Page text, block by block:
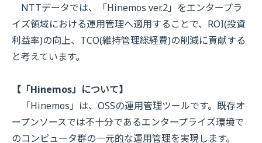
NTTデータでは、「Hinemos ver.2」をエンタープラ
イズ領域における運用管理へ適用することで、ROI(投資
利益率)の向上、TCO(維持管理総経費)の削減に貢献する
と考えています。
【「Hinemos」について】
「Hinemos」は、OSSの運用管理ツールです。既存オ
ープンソースでは不十分であるエンタープライズ環境で
のコンピュータ群の一元的な運用管理を実現します。